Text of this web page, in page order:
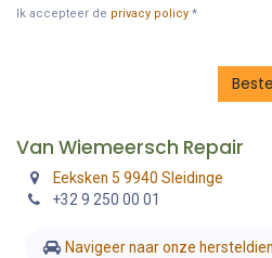
Ik accepteer de privacy policy *
Van Wiemeersch Repair
Eeksken 5 9940 Sleidinge
+32 9 250 00 01
Navigeer naar onze